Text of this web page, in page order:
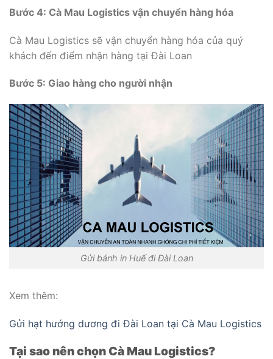
Bước 4: Cà Mau Logistics vận chuyển hàng hóa
Cà Mau Logistics sẽ vận chuyển hàng hóa của quý
khách đến điểm nhận hàng tại Đài Loan
Bước 5: Giao hàng cho người nhận
Gửi bánh in Huế đi Đài Loan
Xem thêm:
Gửi hạt hướng dương đi Đài Loan tại Cà Mau Logistics
Tại sao nên chọn Cà Mau Logistics?